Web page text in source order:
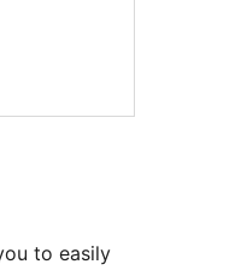
to easily